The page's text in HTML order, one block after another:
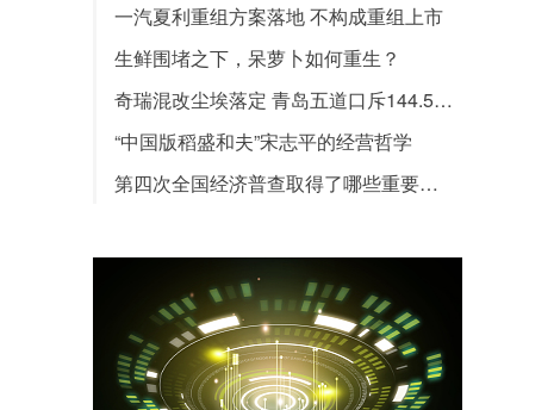
一汽夏利重组方案落地 不构成重组上市
生鲜围堵之下，呆萝卜如何重生？
奇瑞混改尘埃落定 青岛五道口斥144.5亿胜出
“中国版稻盛和夫”宋志平的经营哲学
第四次全国经济普查取得了哪些重要成果？